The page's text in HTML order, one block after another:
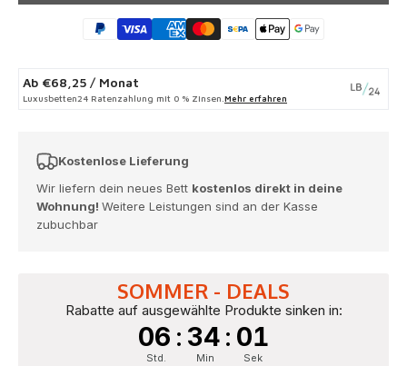
Ab €68,25 / Monat
Luxusbetten24 Ratenzahlung mit 0 % Zinsen.Mehr erfahren
Kostenlose Lieferung
Wir liefern dein neues Bett kostenlos direkt in deine
Wohnung! Weitere Leistungen sind an der Kasse
zubuchbar
SOMMER - DEALS
Rabatte auf ausgewählte Produkte sinken in:
06 : 34 : 00
Std. Min Sek